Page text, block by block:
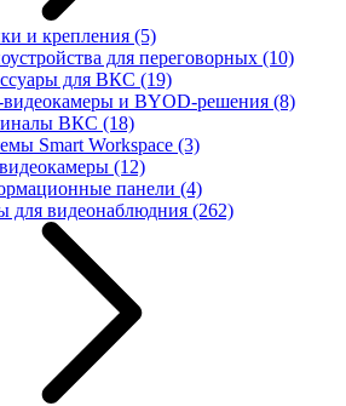
и крепления (5)
для переговорных (10)
для ВКС (19)
и BYOD-решения (8)
ВКС (18)
Smart Workspace (3)
(12)
панели (4)
для видеонаблюдния (262)